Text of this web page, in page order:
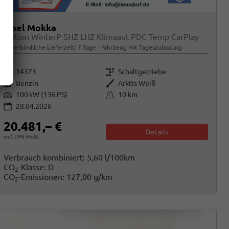
Opel Mokka
Edition WinterP SHZ LHZ Klimaaut PDC Temp CarPlay
unverbindliche Lieferzeit: 7 Tage Fahrzeug mit Tageszulassung
34373 Getriebe Schaltgetriebe
Kraftstoff Benzin Außenfarbe Arktis Weiß
Leistung 100 kW (136 PS) Kilometerstand
10 km
28.04.2026
20.481,– €
incl. 19% MwSt.
Details
Verbrauch kombiniert: 5,60 l/100km
CO2-Klasse: D
CO2-Emissionen: 127,00 g/km